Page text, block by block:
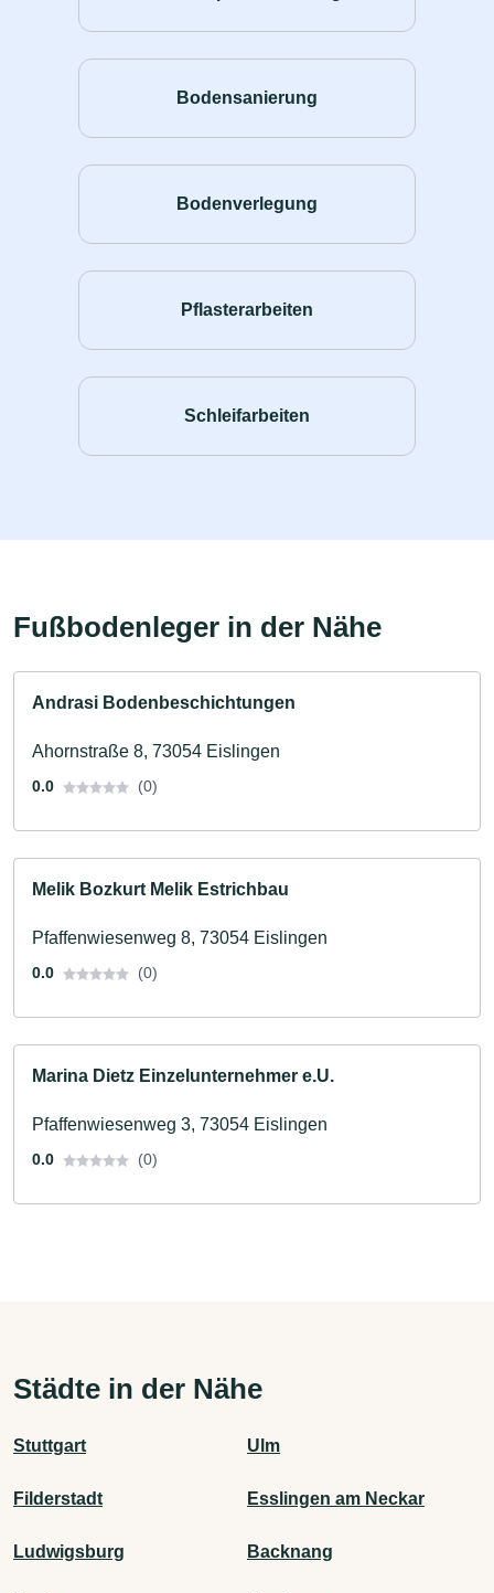
Bodensanierung
Bodenverlegung
Pflasterarbeiten
Schleifarbeiten
Fußbodenleger in der Nähe
Andrasi Bodenbeschichtungen
Ahornstraße 8, 73054 Eislingen
0.0 (0)
Melik Bozkurt Melik Estrichbau
Pfaffenwiesenweg 8, 73054 Eislingen
0.0 (0)
Marina Dietz Einzelunternehmer e.U.
Pfaffenwiesenweg 3, 73054 Eislingen
0.0 (0)
Städte in der Nähe
Stuttgart Ulm
Filderstadt Esslingen am Neckar
Ludwigsburg Backnang